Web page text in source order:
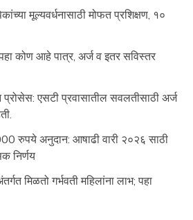
मूल्यवर्धनासाठी मोफत प्रशिक्षण, १०
कोण आहे पात्र, अर्ज व इतर सविस्तर
एसटी प्रवासातील सवलतीसाठी अर्ज
रुपये अनुदान: आषाढी वारी २०२६ साठी
निर्णय
मिळतो गर्भवती महिलांना लाभ; पहा